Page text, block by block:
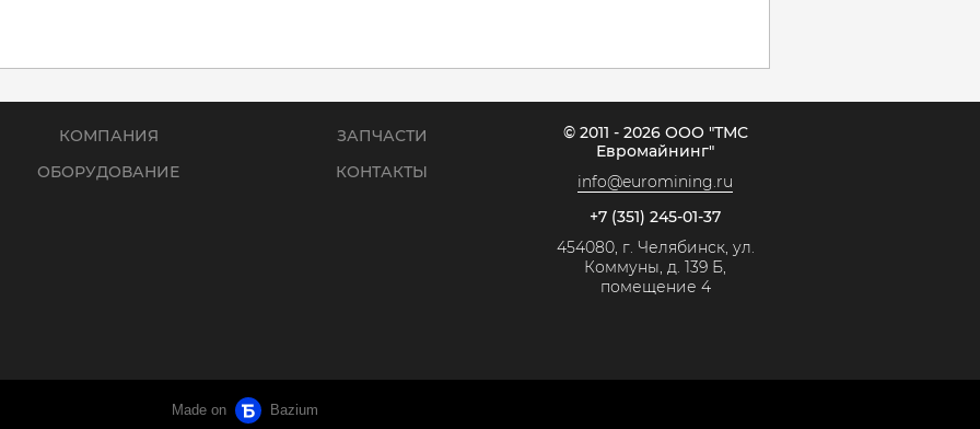
КОМПАНИЯ
ОБОРУДОВАНИЕ
ЗАПЧАСТИ
КОНТАКТЫ
© 2011 - 2026 ООО "ТМС
Евромайнинг"
info@euromining.ru
+7 (351) 245-01-37
454080, г. Челябинск, ул.
Коммуны, д. 139 Б,
помещение 4
Made on Bazium